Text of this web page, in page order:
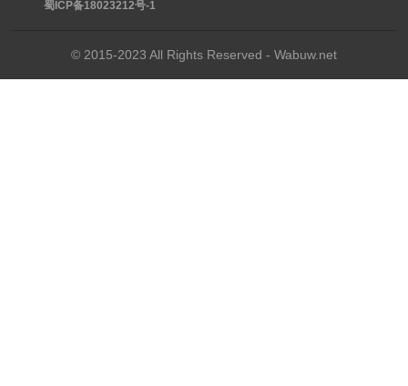
蜀ICP备18023212号-1
© 2015-2023 All Rights Reserved - Wabuw.net